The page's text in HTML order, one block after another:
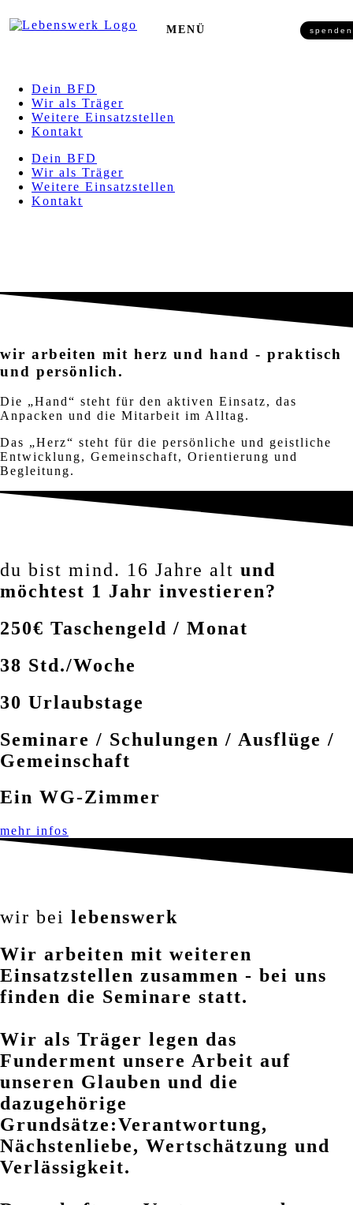
MENÜ spenden
Dein BFD
Wir als Träger
Weitere Einsatzstellen
Kontakt
Dein BFD
Wir als Träger
Weitere Einsatzstellen
Kontakt
wir arbeiten mit herz und hand - praktisch
und persönlich.
Die „Hand“ steht für den aktiven Einsatz, das
Anpacken und die Mitarbeit im Alltag.
Das „Herz“ steht für die persönliche und geistliche
Entwicklung, Gemeinschaft, Orientierung und
Begleitung.
du bist mind. 16 Jahre alt und
möchtest 1 Jahr investieren?
250€ Taschengeld / Monat
38 Std./Woche
30 Urlaubstage
Seminare / Schulungen / Ausflüge /
Gemeinschaft
Ein WG-Zimmer
mehr infos
wir bei lebenswerk
Wir arbeiten mit weiteren
Einsatzstellen zusammen - bei uns
finden die Seminare statt.
Wir als Träger legen das
Funderment unsere Arbeit auf
unseren Glauben und die
dazugehörige
Grundsätze:Verantwortung,
Nächstenliebe, Wertschätzung und
Verlässigkeit.